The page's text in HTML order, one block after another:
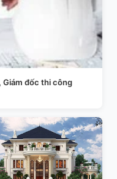
Giám đốc thi công